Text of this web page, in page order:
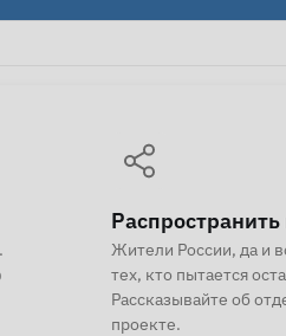
Жители России, да и
тех, кто пытается
Рассказывайте об
проекте.